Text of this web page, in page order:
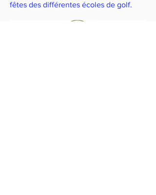
fêtes des différentes écoles de golf.